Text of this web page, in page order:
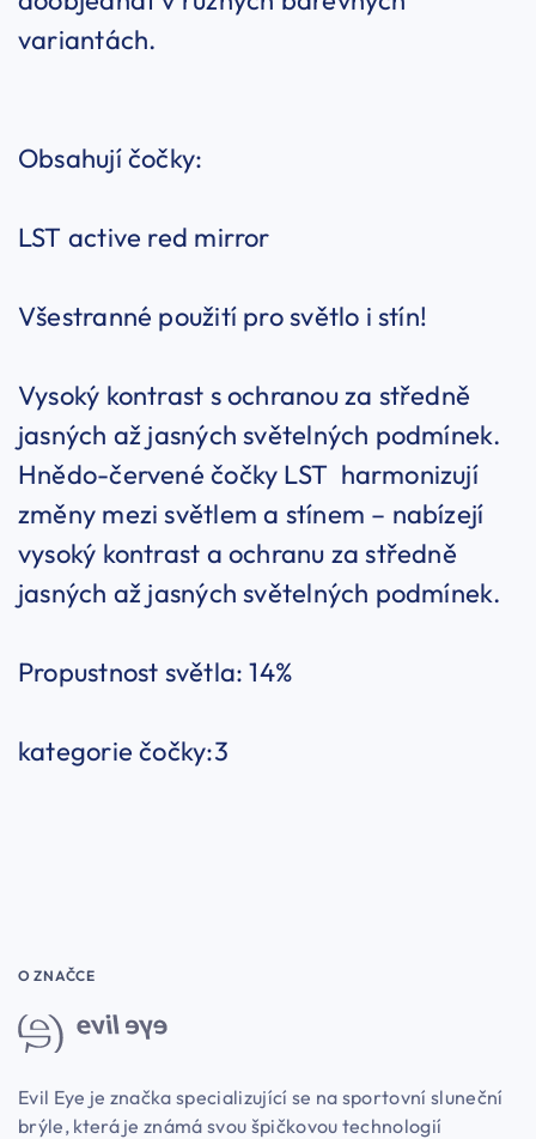
variantách.
Obsahují čočky:
LST active red mirror
Všestranné použití pro světlo i stín!
Vysoký kontrast s ochranou za středně
jasných až jasných světelných podmínek.
Hnědo-červené čočky LST harmonizují
změny mezi světlem a stínem – nabízejí
vysoký kontrast a ochranu za středně
jasných až jasných světelných podmínek.
Propustnost světla: 14%
kategorie čočky:3
O ZNAČCE
Evil Eye je značka specializující se na sportovní sluneční
brýle, která je známá svou špičkovou technologií